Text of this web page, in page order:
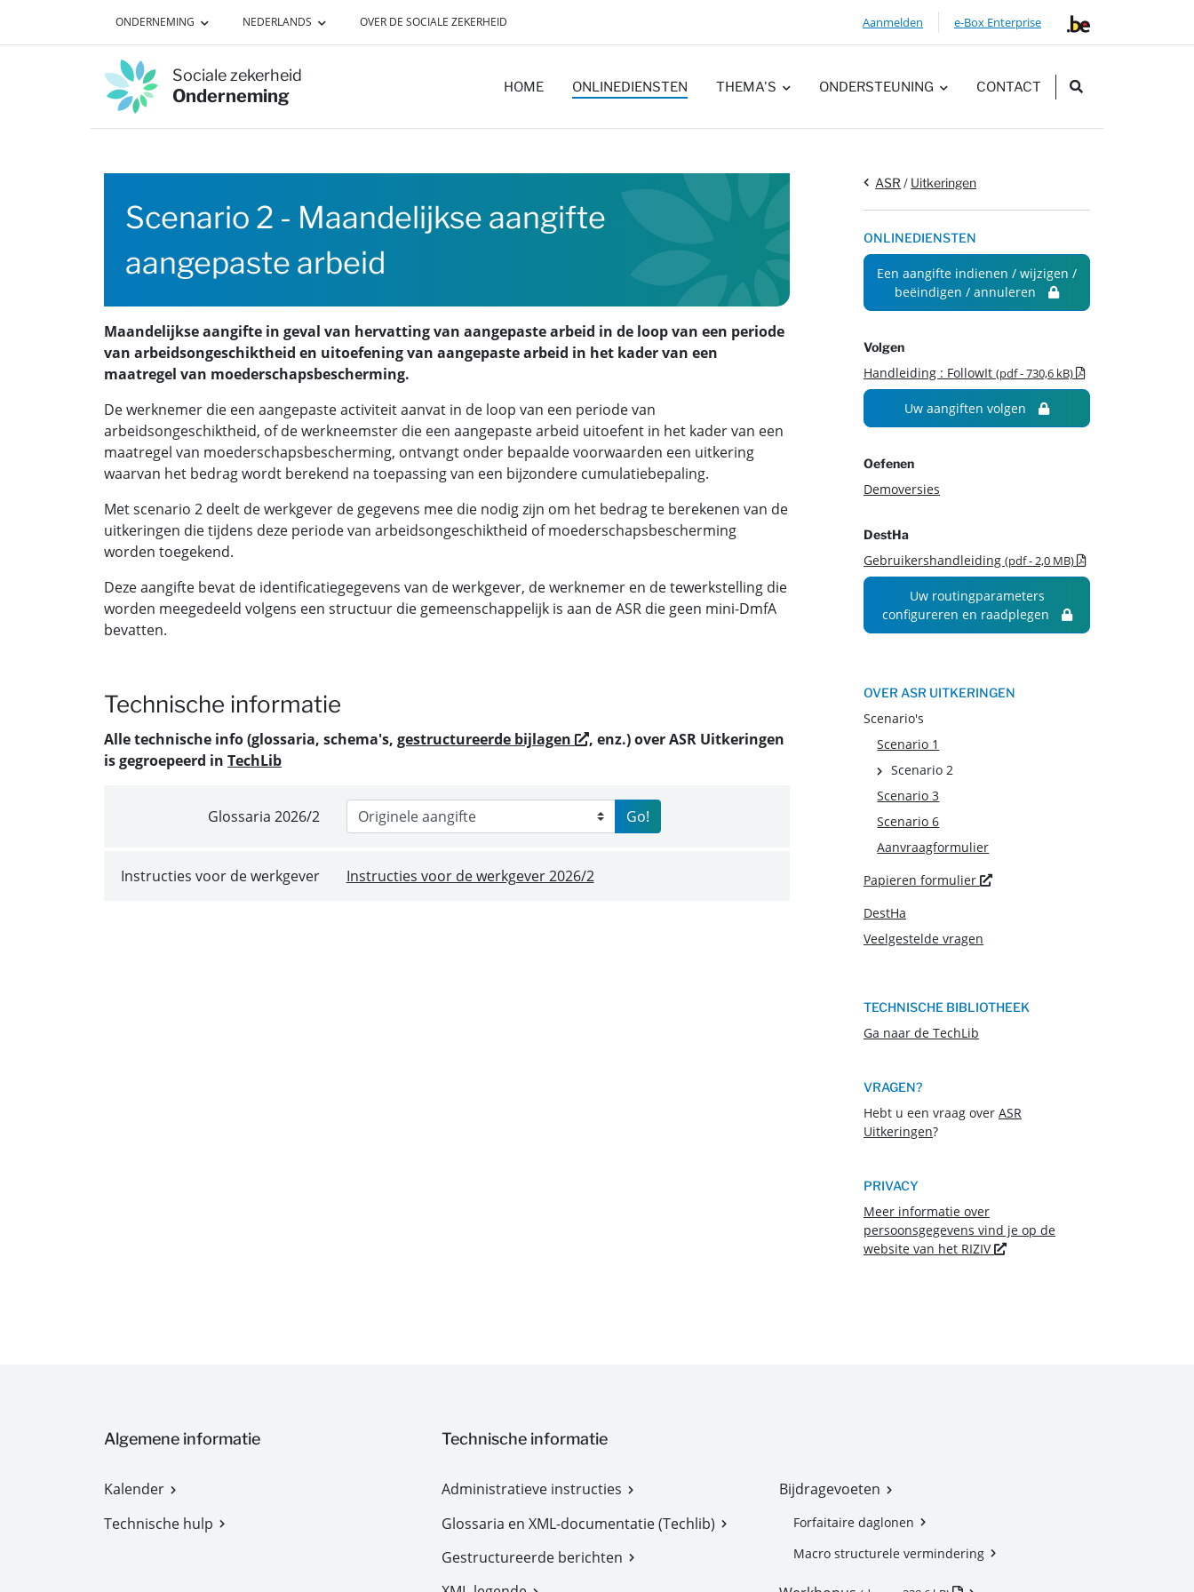
ONDERNEMING NEDERLANDS OVER DE SOCIALE ZEKERHEID Aanmelden e-Box Enterprise
Sociale zekerheid
Onderneming HOME ONLINEDIENSTEN THEMA'S ONDERSTEUNING CONTACT
Scenario 2 - Maandelijkse aangifte
aangepaste arbeid
Maandelijkse aangifte in geval van hervatting van aangepaste arbeid in de loop van een periode
van arbeidsongeschiktheid en uitoefening van aangepaste arbeid in het kader van een
maatregel van moederschapsbescherming.
De werknemer die een aangepaste activiteit aanvat in de loop van een periode van
arbeidsongeschiktheid, of de werkneemster die een aangepaste arbeid uitoefent in het kader van een
maatregel van moederschapsbescherming, ontvangt onder bepaalde voorwaarden een uitkering
waarvan het bedrag wordt berekend na toepassing van een bijzondere cumulatiebepaling.
Met scenario 2 deelt de werkgever de gegevens mee die nodig zijn om het bedrag te berekenen van de
uitkeringen die tijdens deze periode van arbeidsongeschiktheid of moederschapsbescherming
worden toegekend.
Deze aangifte bevat de identificatiegegevens van de werkgever, de werknemer en de tewerkstelling die
worden meegedeeld volgens een structuur die gemeenschappelijk is aan de ASR die geen mini-DmfA
bevatten.
Technische informatie
Alle technische info (glossaria, schema's, gestructureerde bijlagen Nieuw venster
, enz.) over ASR Uitkeringen
is gegroepeerd in TechLib
Glossaria 2026/2 Go!
Instructies voor de werkgever Instructies voor de werkgever 2026/2
ASR / Uitkeringen
ONLINEDIENSTEN
Een aangifte indienen / wijzigen /
beëindigen / annuleren
Volgen
Handleiding : FollowIt (pdf - 730,6 kB) .pdf - Nieuw
Uw aangiften volgen
Oefenen
Demoversies
DestHa
Gebruikershandleiding (pdf - 2,0 MB) .pdf - Nieuw
Uw routingparameters
configureren en raadplegen
OVER ASR UITKERINGEN
Scenario's
Scenario 1
Scenario 2
Scenario 3
Scenario 6
Aanvraagformulier
Papieren formulier
Nieuw venster
DestHa
Veelgestelde vragen
TECHNISCHE BIBLIOTHEEK
Ga naar de TechLib
VRAGEN?
Hebt u een vraag over ASR
Uitkeringen?
PRIVACY
Meer informatie over
persoonsgegevens vind je op de
website van het RIZIV
Nieuw venster
Algemene informatie
Kalender
Technische hulp
Technische informatie
Administratieve instructies
Glossaria en XML-documentatie (Techlib)
Gestructureerde berichten
Bijdragevoeten
Forfaitaire daglonen
Macro structurele vermindering